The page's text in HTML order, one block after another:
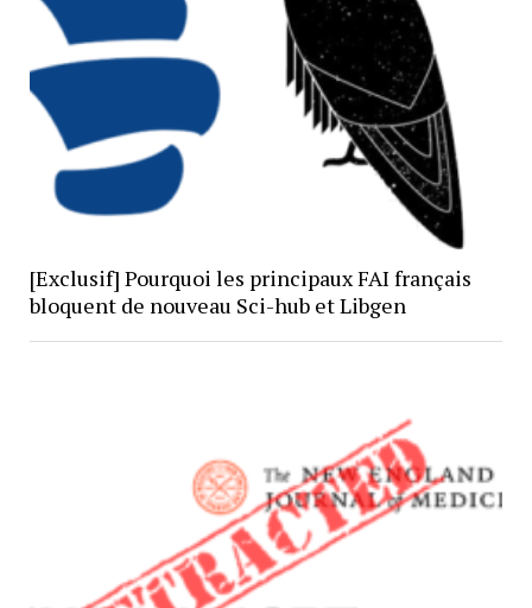
[Exclusif] Pourquoi les principaux FAI français
bloquent de nouveau Sci-hub et Libgen